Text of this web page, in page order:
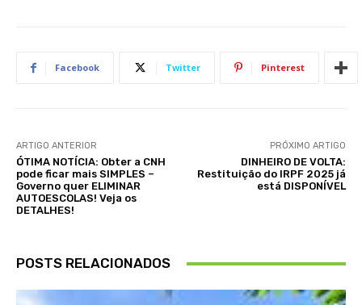
Facebook Twitter Pinterest
ARTIGO ANTERIOR
ÓTIMA NOTÍCIA: Obter a CNH
pode ficar mais SIMPLES –
Governo quer ELIMINAR
AUTOESCOLAS! Veja os
DETALHES!
PRÓXIMO ARTIGO
DINHEIRO DE VOLTA:
Restituição do IRPF 2025 já
está DISPONÍVEL
POSTS RELACIONADOS